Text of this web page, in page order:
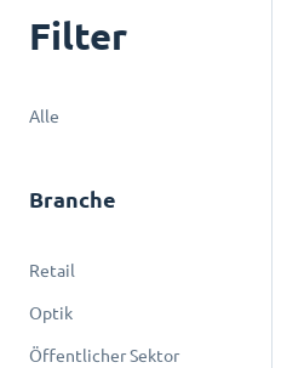
Filter
Alle
Branche
Retail
Optik
Öffentlicher Sektor